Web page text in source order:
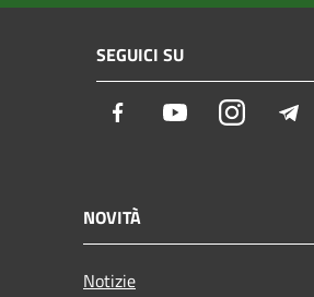
SEGUICI SU
Facebook YoutubeInstagram
NOVITÀ
Notizie